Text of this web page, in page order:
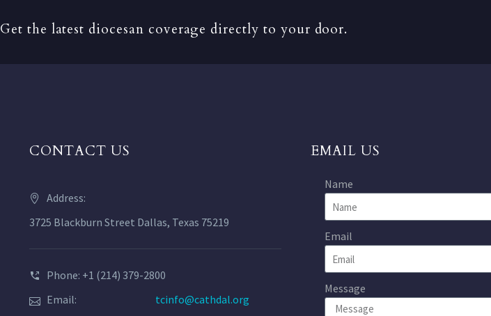
Get the latest diocesan coverage directly to your door.
CONTACT US
Address:
3725 Blackburn Street Dallas, Texas 75219
Phone: +1 (214) 379-2800
Email:
tcinfo@cathdal.org
EMAIL US
Name
Email
Message